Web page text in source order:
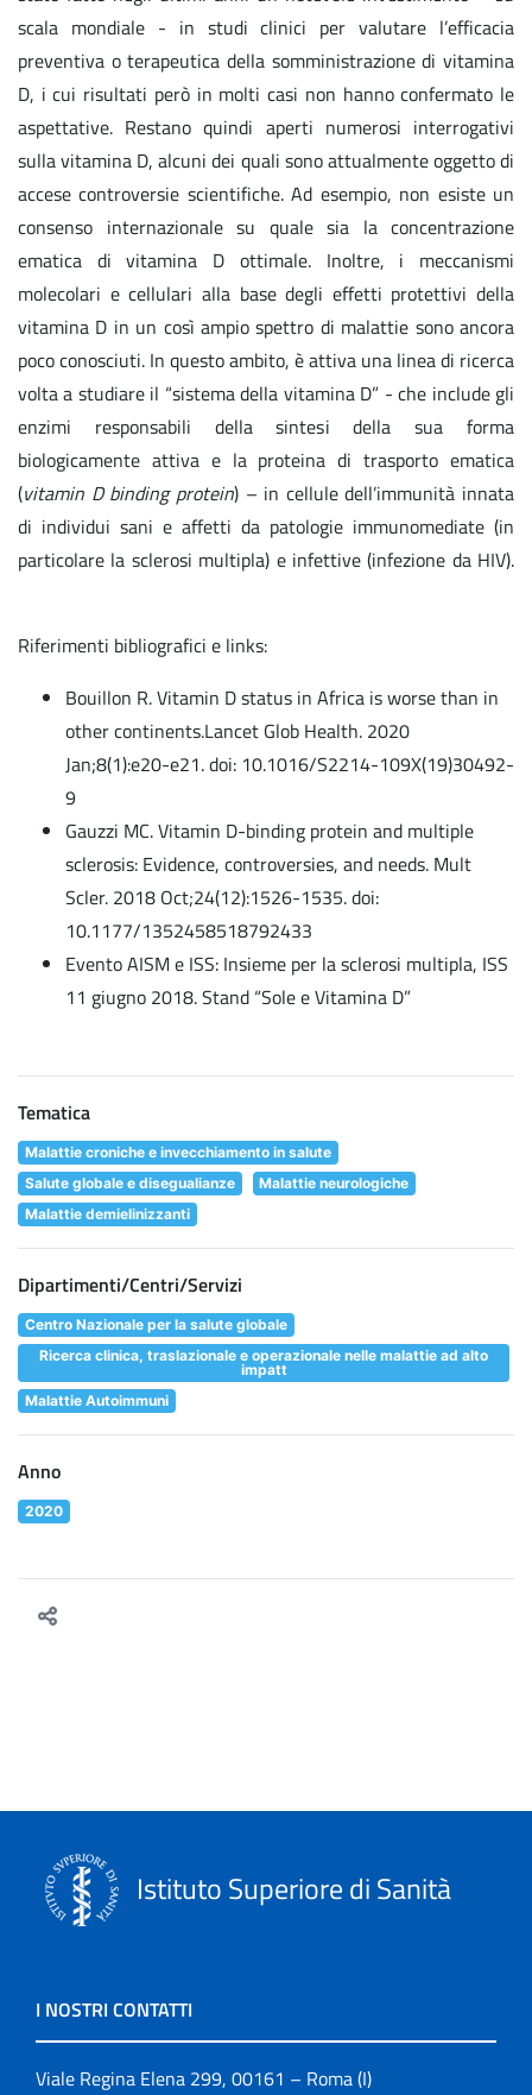
scala mondiale - in studi clinici per valutare l’efficacia
preventiva o terapeutica della somministrazione di vitamina
D, i cui risultati però in molti casi non hanno confermato le
aspettative. Restano quindi aperti numerosi interrogativi
sulla vitamina D, alcuni dei quali sono attualmente oggetto di
accese controversie scientifiche. Ad esempio, non esiste un
consenso internazionale su quale sia la concentrazione
ematica di vitamina D ottimale. Inoltre, i meccanismi
molecolari e cellulari alla base degli effetti protettivi della
vitamina D in un così ampio spettro di malattie sono ancora
poco conosciuti. In questo ambito, è attiva una linea di ricerca
volta a studiare il “sistema della vitamina D” - che include gli
enzimi responsabili della sintesi della sua forma
biologicamente attiva e la proteina di trasporto ematica
(vitamin D binding protein) – in cellule dell’immunità innata
di individui sani e affetti da patologie immunomediate (in
particolare la sclerosi multipla) e infettive (infezione da HIV).
Riferimenti bibliografici e links:
Bouillon R. Vitamin D status in Africa is worse than in
other continents.Lancet Glob Health. 2020
Jan;8(1):e20-e21. doi: 10.1016/S2214-109X(19)30492-
9
Gauzzi MC. Vitamin D-binding protein and multiple
sclerosis: Evidence, controversies, and needs. Mult
Scler. 2018 Oct;24(12):1526-1535. doi:
10.1177/1352458518792433
Evento AISM e ISS: Insieme per la sclerosi multipla, ISS
11 giugno 2018. Stand “Sole e Vitamina D”
Tematica
Malattie croniche e invecchiamento in salute
Salute globale e disegualianze
Malattie neurologiche
Malattie demielinizzanti
Dipartimenti/Centri/Servizi
Centro Nazionale per la salute globale
Ricerca clinica, traslazionale e operazionale nelle malattie ad alto
impatt
Malattie Autoimmuni
Anno
2020
Istituto Superiore di Sanità
I NOSTRI CONTATTI
Viale Regina Elena 299, 00161 – Roma (I)